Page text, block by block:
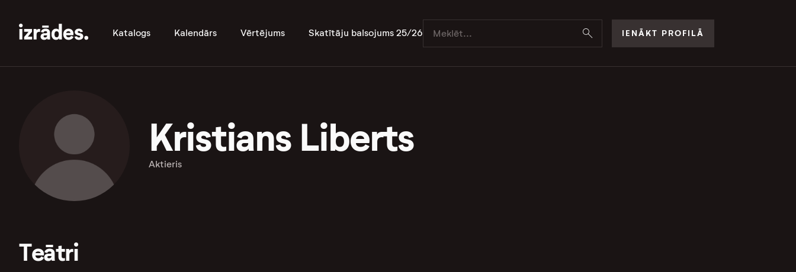
Katalogs Kalendārs Vērtējums Skatītāju balsojums 25/26 IENĀKT PROFILĀ
Kristians Liberts
Aktieris
Teātri